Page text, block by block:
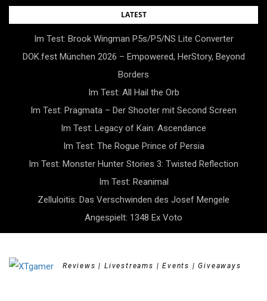
Skip
LATEST
Im Test: Brook Wingman P5s/P5/NS Lite Converter
DOK.fest München 2026 – Empowered, HerStory, Beyond
Borders
Im Test: All Hail the Orb
Im Test: Pragmata – Der Shooter mit Second Screen
Im Test: Legacy of Kain: Ascendance
Im Test: The Rogue Prince of Persia
Im Test: Monster Hunter Stories 3: Twisted Reflection
Im Test: Reanimal
Zelluloitis: Das Verschwinden des Josef Mengele
Angespielt: 1348 Ex Voto
Reviews | Livestreams | Events | Giveaways